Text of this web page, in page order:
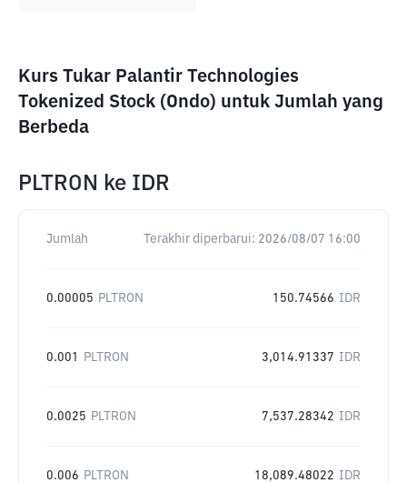
Kurs Tukar Palantir Technologies
Tokenized Stock (Ondo) untuk Jumlah yang
Berbeda
PLTRON ke IDR
Jumlah Terakhir diperbarui: 2026/08/07 16:00
0.00005 PLTRON 150.74566 IDR
0.001 PLTRON 3,014.91337 IDR
0.0025 PLTRON 7,537.28342 IDR
0.006 PLTRON 18,089.48022 IDR